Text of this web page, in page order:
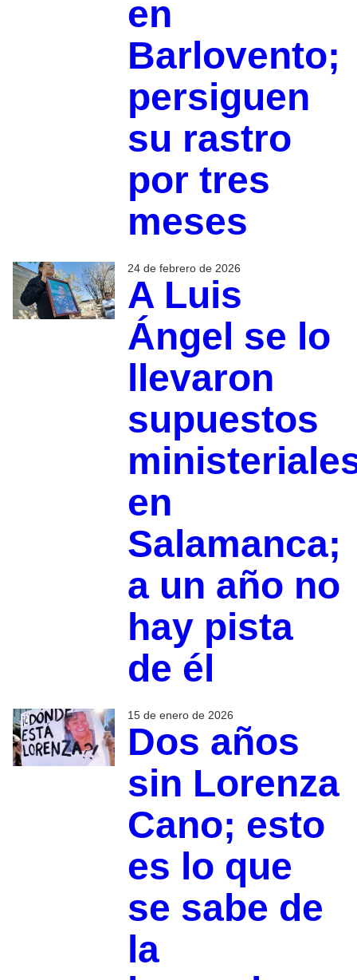
en
Barlovento;
persiguen
su rastro
por tres
meses
24 de febrero de 2026
A Luis
Ángel se lo
llevaron
supuestos
en
Salamanca;
a un año no
hay pista
de él
15 de enero de 2026
Dos años
sin Lorenza
Cano; esto
es lo que
se sabe de
la